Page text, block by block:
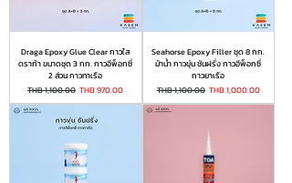
Draga Epoxy Glue Clear กาวใส
ดราก้า ขนาดชุด 3 กก. กาวอีพ็อกซี่
2 ส่วน กาวทาเรือ
Regular Price
THB 1,100.00 Sale Price
THB 970.00
Seahorse Epoxy Filler ชุด 8 กก.
ม้าน้ำ กาวขุ่น ชันฝรั่ง กาวอีพ็อกซี่
กาวยาเรือ
Regular Price
THB 1,100.00 Sale Price
THB 1,000.00